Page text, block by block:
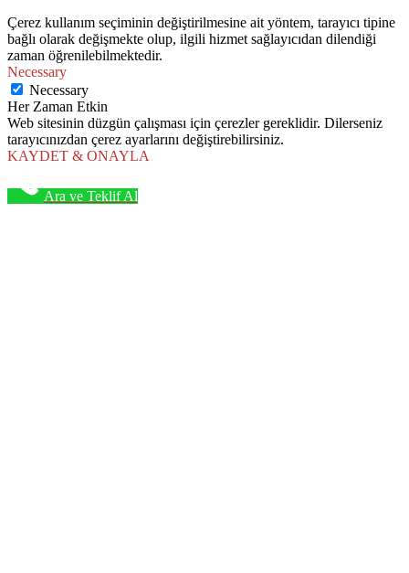
Çerez kullanım seçiminin değiştirilmesine ait yöntem, tarayıcı tipine
bağlı olarak değişmekte olup, ilgili hizmet sağlayıcıdan dilendiği
zaman öğrenilebilmektedir.
Necessary
Necessary
Her Zaman Etkin
Web sitesinin düzgün çalışması için çerezler gereklidir. Dilerseniz
tarayıcınızdan çerez ayarlarını değiştirebilirsiniz.
KAYDET & ONAYLA
Ara ve Teklif Al